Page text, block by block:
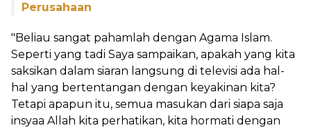
Perusahaan
"Beliau sangat pahamlah dengan Agama Islam.
Seperti yang tadi Saya sampaikan, apakah yang kita
saksikan dalam siaran langsung di televisi ada hal-
hal yang bertentangan dengan keyakinan kita?
Tetapi apapun itu, semua masukan dari siapa saja
insyaa Allah kita perhatikan, kita hormati dengan